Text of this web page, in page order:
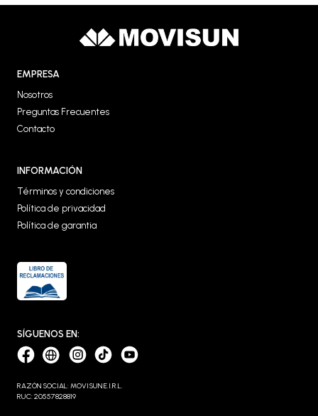
EMPRESA
Nosotros
Preguntas Frecuentes
Contacto
INFORMACIÓN
Términos y condiciones
Política de privacidad
Política de garantia
SÍGUENOS EN:
RAZÓN SOCIAL: MOVISUN E.I.R.L.
RUC: 20557828819